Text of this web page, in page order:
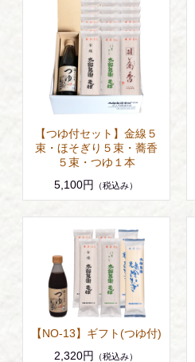
【つゆ付セット】金線５
束・ほそぎり５束・蕎香
５束・つゆ１本
5,100円
（税込み）
【NO-13】ギフト(つゆ付)
2,320円
（税込み）